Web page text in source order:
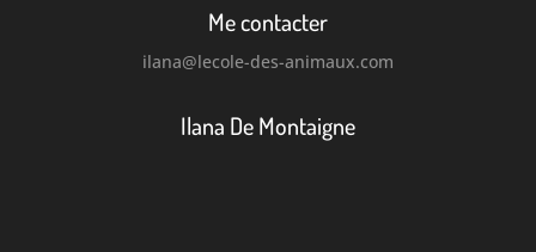
Me contacter
ilana@lecole-des-animaux.com
Ilana De Montaigne